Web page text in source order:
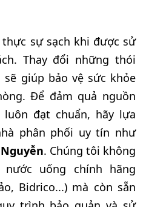
sự sạch khi được sử
Thay đổi những thói
giúp bảo vệ sức khỏe
Để đảm quả nguồn
luôn đạt chuẩn, hãy lựa
phân phối uy tín như
. Chúng tôi không
uống chính hãng
Bidrico...) mà còn sẵn